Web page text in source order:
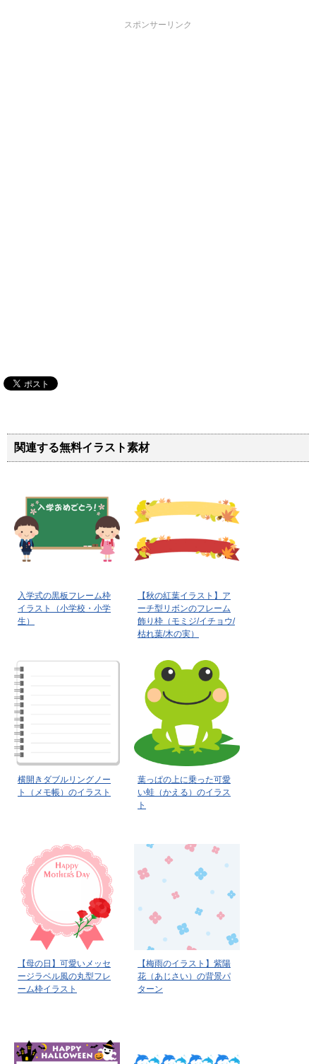
スポンサーリンク
関連する無料イラスト素材
入学式の黒板フレーム枠
イラスト（小学校・小学
生）
【秋の紅葉イラスト】ア
ーチ型リボンのフレーム
飾り枠（モミジ/イチョウ/
枯れ葉/木の実）
横開きダブルリングノー
ト（メモ帳）のイラスト
葉っぱの上に乗った可愛
い蛙（かえる）のイラス
ト
【母の日】可愛いメッセ
ージラベル風の丸型フレ
ーム枠イラスト
【梅雨のイラスト】紫陽
花（あじさい）の背景パ
ターン